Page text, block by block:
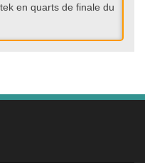
en quarts de finale du
quarts, la Polonaise